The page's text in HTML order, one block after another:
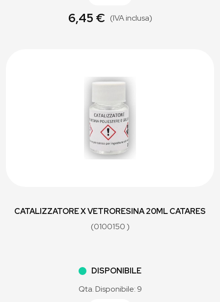
6,45 € (IVA inclusa)
CATALIZZATORE X VETRORESINA 20ML CATARES
(0100150 )
DISPONIBILE
Qta. Disponibile: 9